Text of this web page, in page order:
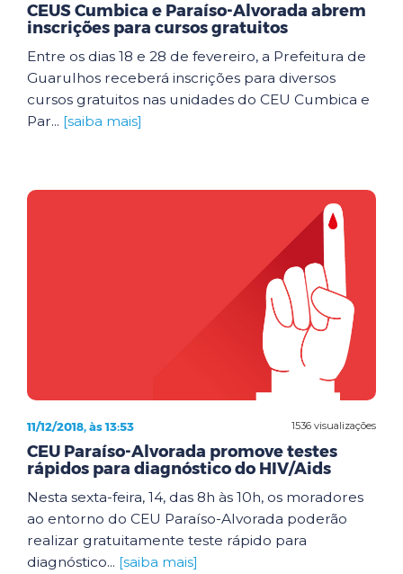
CEUS Cumbica e Paraíso-Alvorada abrem
inscrições para cursos gratuitos
Entre os dias 18 e 28 de fevereiro, a Prefeitura de
Guarulhos receberá inscrições para diversos
cursos gratuitos nas unidades do CEU Cumbica e
Par... [saiba mais]
1536 visualizações
11/12/2018, às 13:53
CEU Paraíso-Alvorada promove testes
rápidos para diagnóstico do HIV/Aids
Nesta sexta-feira, 14, das 8h às 10h, os moradores
ao entorno do CEU Paraíso-Alvorada poderão
realizar gratuitamente teste rápido para
diagnóstico... [saiba mais]